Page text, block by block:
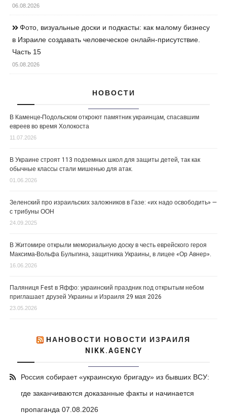
06.08.2026
Фото, визуальные доски и подкасты: как малому бизнесу
в Израиле создавать человеческое онлайн-присутствие.
Часть 15
05.08.2026
НОВОСТИ
В Каменце-Подольском откроют памятник украинцам, спасавшим
евреев во время Холокоста
11.07.2026
В Украине строят 113 подземных школ для защиты детей, так как
обычные классы стали мишенью для атак.
01.06.2026
Зеленский про израильских заложников в Газе: «их надо освободить» —
с трибуны ООН
24.09.2025
В Житомире открыли мемориальную доску в честь еврейского героя
Максима-Вольфа Булыгина, защитника Украины, в лицее «Ор Авнер».
16.06.2026
Паляниця Fest в Яффо: украинский праздник под открытым небом
приглашает друзей Украины и Израиля 29 мая 2026
23.05.2026
НАНОВОСТИ НОВОСТИ ИЗРАИЛЯ
NIKK.AGENCY
Россия собирает «украинскую бригаду» из бывших ВСУ:
где заканчиваются доказанные факты и начинается
пропаганда 07.08.2026